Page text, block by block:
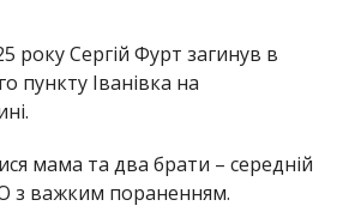
року Сергій Фурт загинув в
пункту Іванівка на
мама та два брати – середній
з важким пораненням.